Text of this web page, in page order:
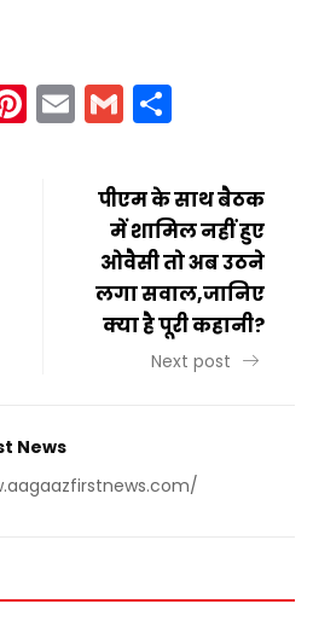
Pinterest
EmailGmail
पीएम के साथ बैठक
में शामिल नहीं हुए
ओवैसी तो अब उठने
लगा सवाल,जानिए
क्या है पूरी कहानी?
Next post
News